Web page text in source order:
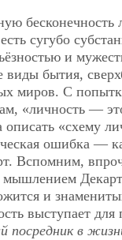
бесконечность
сугубо
и
виды бытия,
миров. С
«личность —
«схему
ошибка —
Вспомним,
и
выступает
посредник в